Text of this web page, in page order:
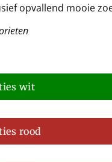
opvallend mooie
wit
rood